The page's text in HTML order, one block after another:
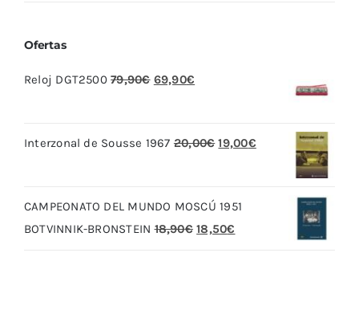
Ofertas
Reloj DGT2500 79,90€ El
era:
69,90€
es:
Interzonal de Sousse 1967 20,00€ El
era:
20,00€.
19,00€El
CAMPEONATO DEL MUNDO MOSCÚ 1951
BOTVINNIK-BRONSTEIN 18,90€ El
18,50€